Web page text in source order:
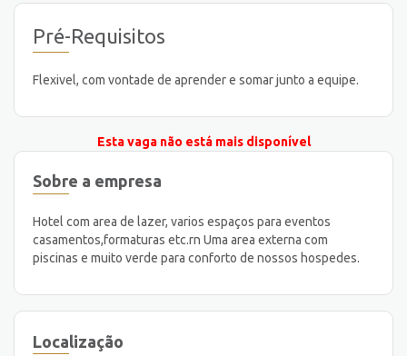
Pré-Requisitos
Flexivel, com vontade de aprender e somar junto a equipe.
Esta vaga não está mais disponível
Sobre a empresa
Hotel com area de lazer, varios espaços para eventos
casamentos,formaturas etc.rn Uma area externa com
piscinas e muito verde para conforto de nossos hospedes.
Localização